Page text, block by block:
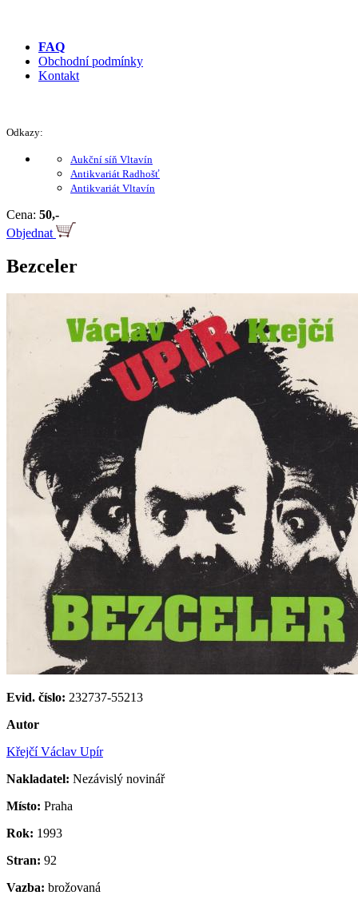
FAQ
Obchodní podmínky
Kontakt
Odkazy:
Aukční síň Vltavín
Antikvariát Radhošť
Antikvariát Vltavín
Cena: 50,-
Objednat
Bezceler
Evid. číslo: 232737-55213
Autor
Křejčí Václav Upír
Nakladatel: Nezávislý novinář
Místo: Praha
Rok: 1993
Stran: 92
Vazba: brožovaná